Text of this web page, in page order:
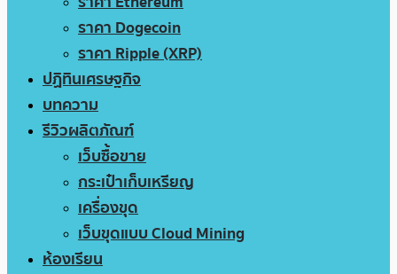
ราคา Dogecoin
ราคา Ripple (XRP)
ปฏิทินเศรษฐกิจ
บทความ
รีวิวผลิตภัณฑ์
เว็บซื้อขาย
กระเป๋าเก็บเหรียญ
เครื่องขุด
เว็บขุดแบบ Cloud Mining
ห้องเรียน